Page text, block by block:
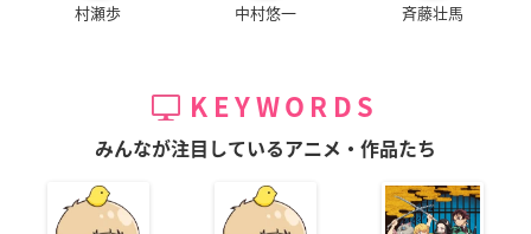
村瀬歩 中村悠一 斉藤壮馬
KEYWORDS
みんなが注目しているアニメ・作品たち